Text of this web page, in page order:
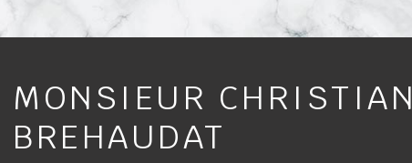
MONSIEUR CHRISTIAN
BREHAUDAT